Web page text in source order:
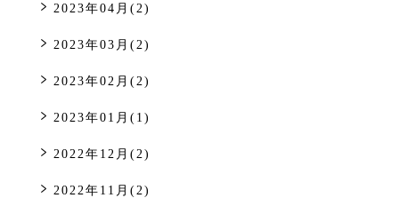
2023年04月(2)
2023年03月(2)
2023年02月(2)
2023年01月(1)
2022年12月(2)
2022年11月(2)